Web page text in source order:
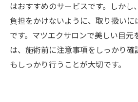
はおすすめのサービスです。しかし
負担をかけないように、取り扱い
です。マツエクサロンで美しい目元
は、施術前に注意事項をしっかり
もしっかり行うことが大切です。